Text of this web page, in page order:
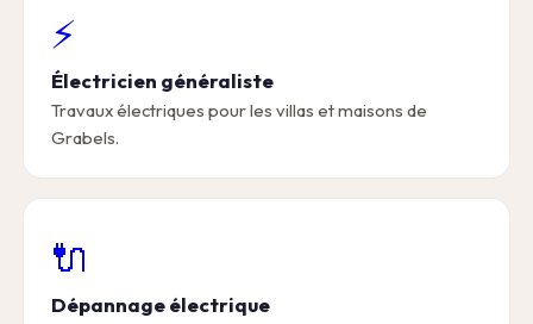
⚡
Électricien généraliste
Travaux électriques pour les villas et maisons de
Grabels.
🔌
Dépannage électrique